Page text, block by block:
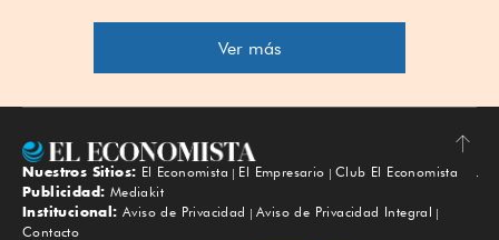
Ver más
Subir
Nuestros Sitios: El Economista El Empresario
Club El Economista
Publicidad: Mediakit
Institucional: Aviso de Privacidad
Aviso de Privacidad Integral
Contacto